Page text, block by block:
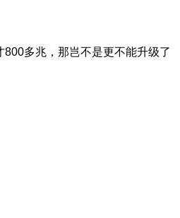
多兆，那岂不是更不能升级了